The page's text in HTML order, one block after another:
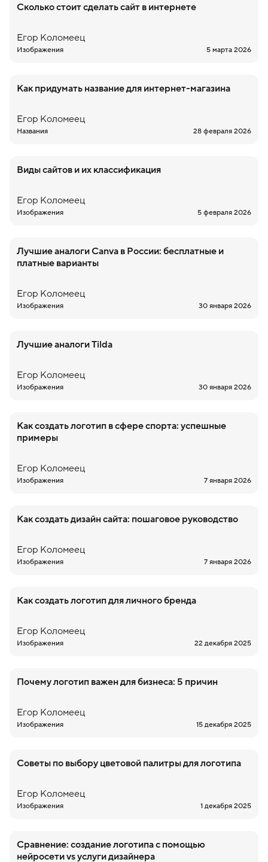
Сколько стоит сделать сайт в интернете
Егор Коломеец
Изображения 5 марта 2026
Как придумать название для интернет-магазина
Егор Коломеец
Названия 28 февраля 2026
Виды сайтов и их классификация
Егор Коломеец
Изображения 5 февраля 2026
Лучшие аналоги Canva в России: бесплатные и
платные варианты
Егор Коломеец
Изображения 30 января 2026
Лучшие аналоги Tilda
Егор Коломеец
Изображения 30 января 2026
Как создать логотип в сфере спорта: успешные
примеры
Егор Коломеец
Изображения 7 января 2026
Как создать дизайн сайта: пошаговое руководство
Егор Коломеец
Изображения 7 января 2026
Как создать логотип для личного бренда
Егор Коломеец
Изображения 22 декабря 2025
Почему логотип важен для бизнеса: 5 причин
Егор Коломеец
Изображения 15 декабря 2025
Советы по выбору цветовой палитры для логотипа
Егор Коломеец
Изображения 1 декабря 2025
Сравнение: создание логотипа с помощью
нейросети vs услуги дизайнера